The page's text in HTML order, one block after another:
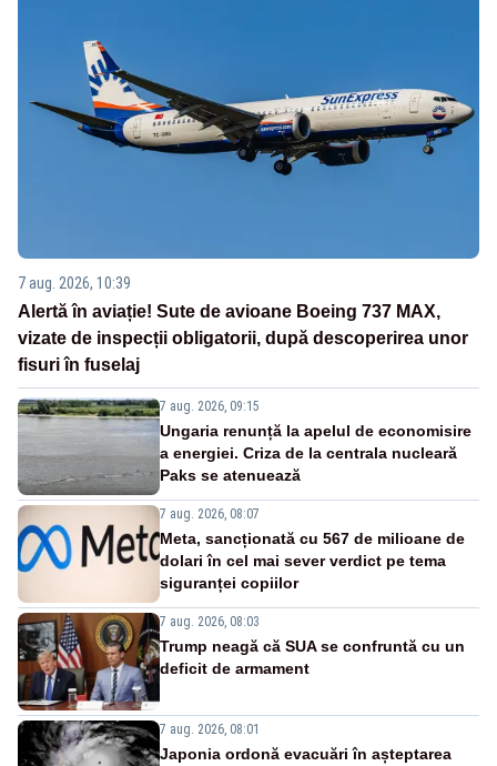
7 aug. 2026, 10:39
Alertă în aviație! Sute de avioane Boeing 737 MAX,
vizate de inspecții obligatorii, după descoperirea unor
fisuri în fuselaj
7 aug. 2026, 09:15
Ungaria renunță la apelul de economisire
a energiei. Criza de la centrala nucleară
Paks se atenuează
7 aug. 2026, 08:07
Meta, sancționată cu 567 de milioane de
dolari în cel mai sever verdict pe tema
siguranței copiilor
7 aug. 2026, 08:03
Trump neagă că SUA se confruntă cu un
deficit de armament
7 aug. 2026, 08:01
Japonia ordonă evacuări în așteptarea